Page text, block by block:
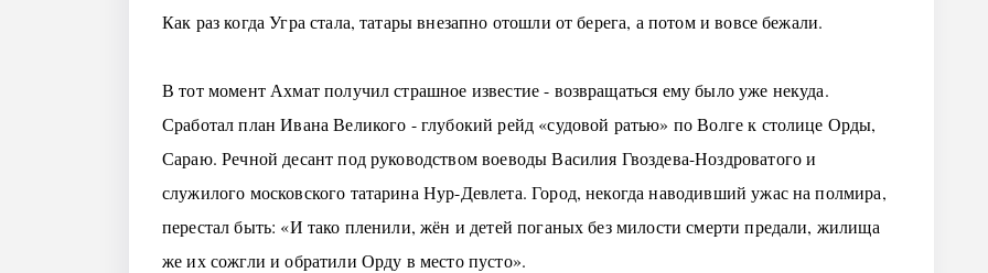
Как раз когда Угра стала, татары внезапно отошли от берега, а потом и вовсе бежали.
В тот момент Ахмат получил страшное известие - возвращаться ему было уже некуда.
Сработал план Ивана Великого - глубокий рейд «судовой ратью» по Волге к столице Орды,
Сараю. Речной десант под руководством воеводы Василия Гвоздева-Ноздроватого и
служилого московского татарина Нур-Девлета. Город, некогда наводивший ужас на полмира,
перестал быть: «И тако пленили, жён и детей поганых без милости смерти предали, жилища
же их сожгли и обратили Орду в место пусто».